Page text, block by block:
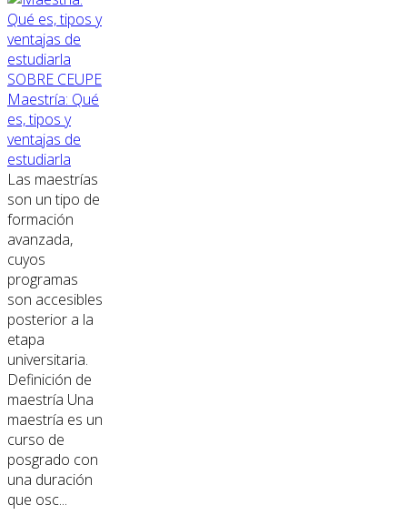
SOBRE CEUPE
Maestría: Qué
es, tipos y
ventajas de
estudiarla
Las maestrías
son un tipo de
formación
avanzada,
cuyos
programas
son accesibles
posterior a la
etapa
universitaria.
Definición de
maestría Una
maestría es un
curso de
posgrado con
una duración
que osc...